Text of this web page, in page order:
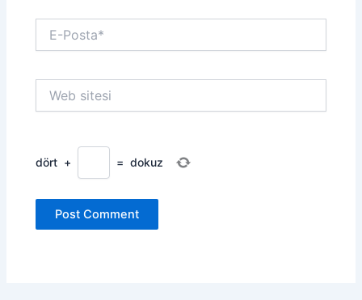
Posta*
sitesi
dört + = dokuz